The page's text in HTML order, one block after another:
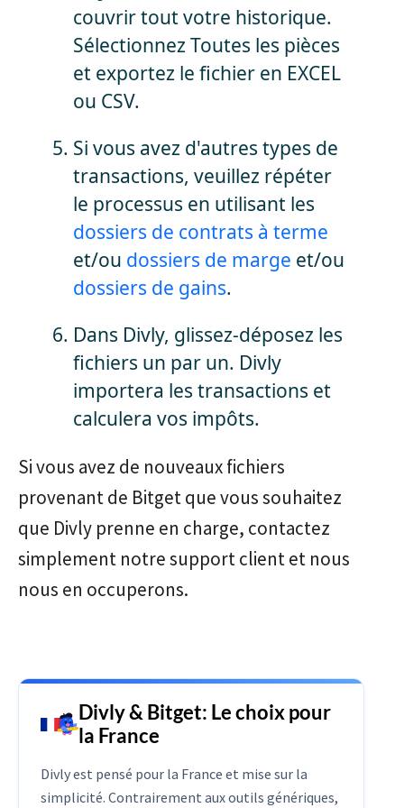
couvrir tout votre historique.
Sélectionnez Toutes les pièces
et exportez le fichier en EXCEL
ou CSV.
Si vous avez d'autres types de
transactions, veuillez répéter
le processus en utilisant les
dossiers de contrats à terme
et/ou dossiers de marge et/ou
dossiers de gains.
Dans Divly, glissez-déposez les
fichiers un par un. Divly
importera les transactions et
calculera vos impôts.
Si vous avez de nouveaux fichiers
provenant de Bitget que vous souhaitez
que Divly prenne en charge, contactez
simplement notre support client et nous
nous en occuperons.
Divly & Bitget: Le choix pour
la France
Divly est pensé pour la France et mise sur la
simplicité. Contrairement aux outils génériques,